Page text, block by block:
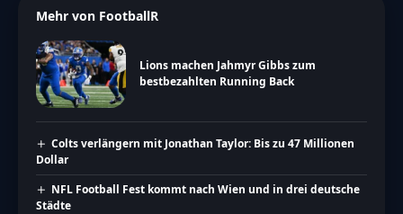
Mehr von FootballR
Lions machen Jahmyr Gibbs zum
bestbezahlten Running Back
Colts verlängern mit Jonathan Taylor: Bis zu 47 Millionen
Dollar
NFL Football Fest kommt nach Wien und in drei deutsche
Städte